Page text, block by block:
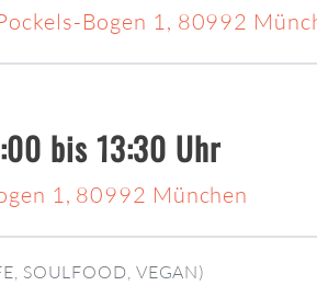
Bogen 1, 80992
bis 13:30 Uhr
1, 80992 München
SOULFOOD, VEGAN)